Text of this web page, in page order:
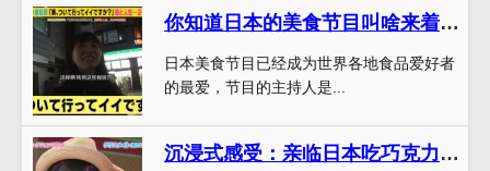
你知道日本的美食节目叫啥来着啊吗？这些节目里的主持人都是谁？
日本美食节目已经成为世界各地食品爱好者
的最爱，节目的主持人是...
沉浸式感受：亲临日本吃巧克力的综艺节目现场